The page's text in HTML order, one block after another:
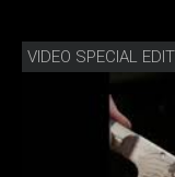
VIDEO SPECIAL